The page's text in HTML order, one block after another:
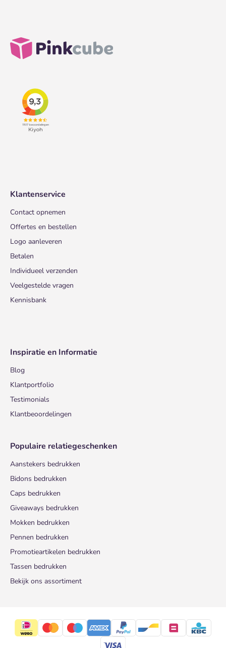
Klantenservice
Contact opnemen
Offertes en bestellen
Logo aanleveren
Betalen
Individueel verzenden
Veelgestelde vragen
Kennisbank
Inspiratie en Informatie
Blog
Klantportfolio
Testimonials
Klantbeoordelingen
Populaire relatiegeschenken
Aanstekers bedrukken
Bidons bedrukken
Caps bedrukken
Giveaways bedrukken
Mokken bedrukken
Pennen bedrukken
Promotieartikelen bedrukken
Tassen bedrukken
Bekijk ons assortiment